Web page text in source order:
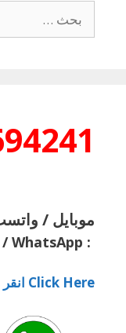
عن:
موبايل /
:
WhatsApp
Click Here انقر هنا